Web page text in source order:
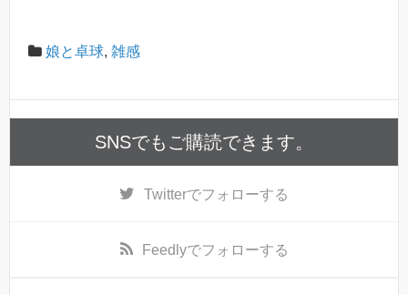
娘と卓球, 雑感
SNSでもご購読できます。
Twitterでフォローする
Feedlyでフォローする